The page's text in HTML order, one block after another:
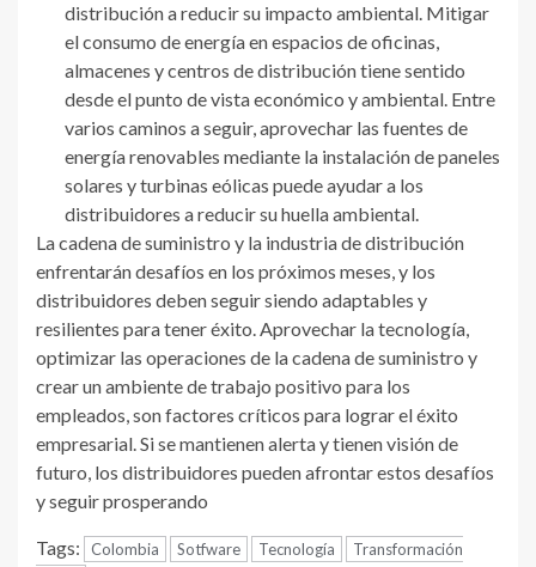
distribución a reducir su impacto ambiental. Mitigar
el consumo de energía en espacios de oficinas,
almacenes y centros de distribución tiene sentido
desde el punto de vista económico y ambiental. Entre
varios caminos a seguir, aprovechar las fuentes de
energía renovables mediante la instalación de paneles
solares y turbinas eólicas puede ayudar a los
distribuidores a reducir su huella ambiental.
La cadena de suministro y la industria de distribución
enfrentarán desafíos en los próximos meses, y los
distribuidores deben seguir siendo adaptables y
resilientes para tener éxito. Aprovechar la tecnología,
optimizar las operaciones de la cadena de suministro y
crear un ambiente de trabajo positivo para los
empleados, son factores críticos para lograr el éxito
empresarial. Si se mantienen alerta y tienen visión de
futuro, los distribuidores pueden afrontar estos desafíos
y seguir prosperando
Tags: Colombia Sotfware Tecnología
Transformación